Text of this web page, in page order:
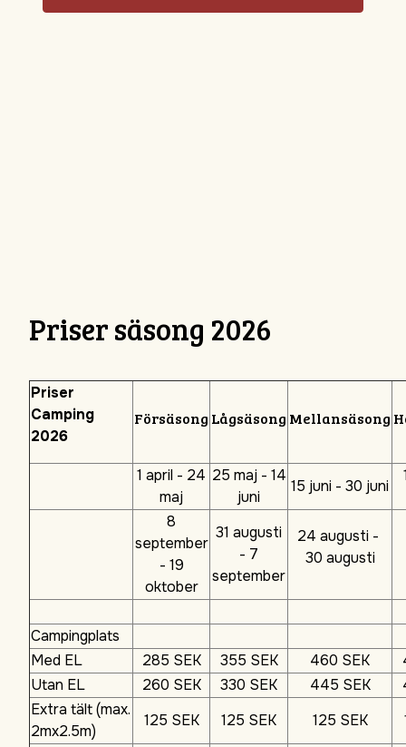
Priser säsong 2026
Priser
Camping
2026
Försäsong Lågsäsong Mellansäsong
1 april - 24
maj
25 maj - 14
juni
15 juni - 30 juni
8
september
- 19
oktober
31 augusti
- 7
september
24 augusti -
30 augusti
Campingplats
Med EL
285 SEK 355 SEK 460 SEK
Utan EL
260 SEK 330 SEK 445 SEK
Extra tält (max.
2mx2.5m)
125 SEK 125 SEK 125 SEK